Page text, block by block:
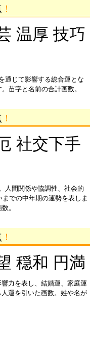
！
温厚 技巧
通じて影響する総合運とな
苗字と名前の合計画数。
！
社交下手
人間関係や協調性、社会的
での中年期の運勢を表しま
。
！
穏和 円満
力を表し、結婚運、家庭運
運を引いた画数。姓や名が